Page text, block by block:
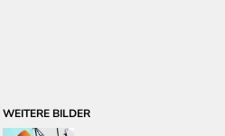
WEITERE BILDER